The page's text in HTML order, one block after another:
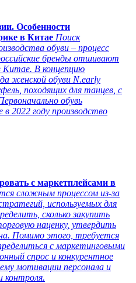
Особенности
в Китае Поиск
обуви – процесс
бренды отшивают
Китае. В концепцию
женской обуви N.early
походящих для танцев, с
обувь
2022 году производство
с маркетплейсами в
сложным процессом из-за
используемых для
сколько закупить
наценку, утвердить
Помимо этого, требуется
с маркетинговыми
спрос и конкурентное
мотивации персонала и
контроля.